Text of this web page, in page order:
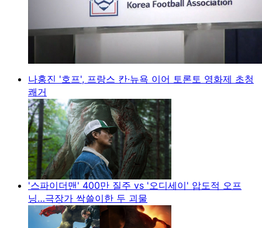
나홍진 '호프', 프랑스 칸·뉴욕 이어 토론토 영화제 초청
쾌거
'스파이더맨' 400만 질주 vs '오디세이' 압도적 오프
닝…극장가 싹쓸이한 두 괴물